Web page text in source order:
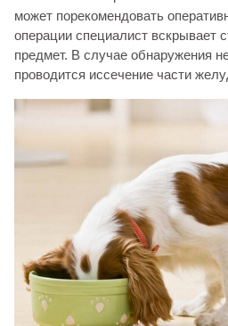
может порекомендовать
операции специалист вскрывает
предмет. В случае обнаружения
проводится иссечение части